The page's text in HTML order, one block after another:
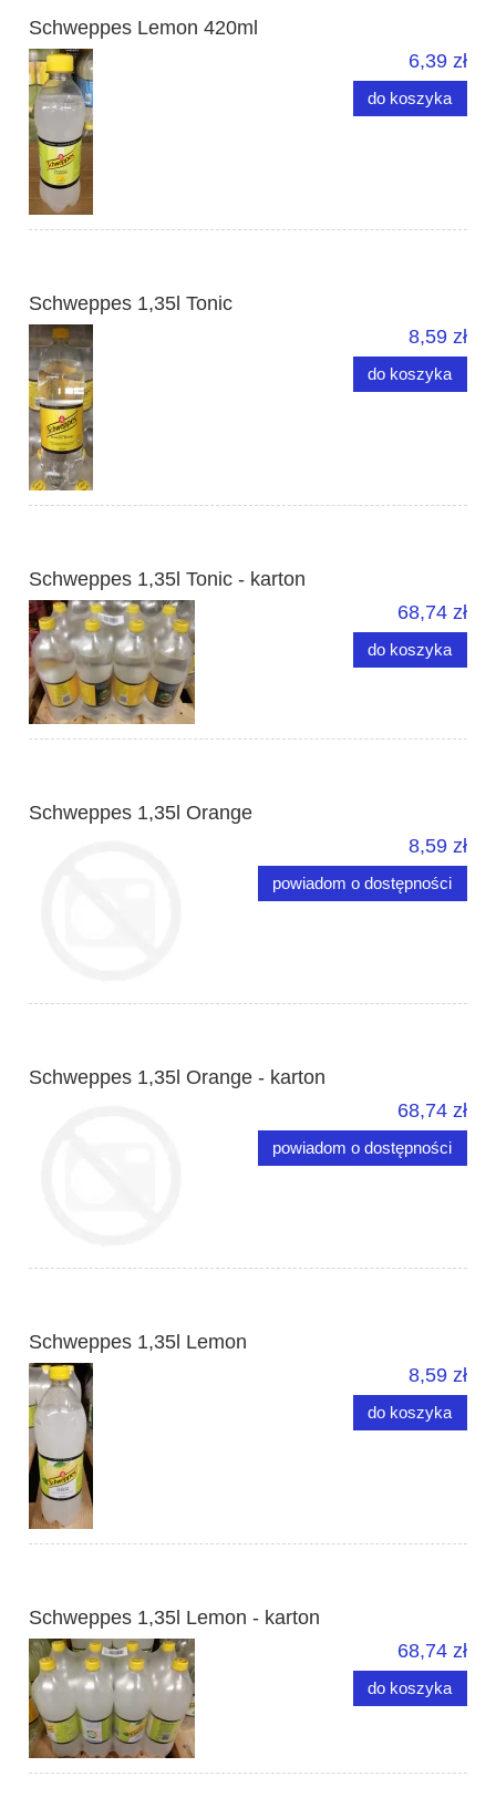
Schweppes Lemon 420ml
6,39 zł
do koszyka
Schweppes 1,35l Tonic
8,59 zł
do koszyka
Schweppes 1,35l Tonic - karton
68,74 zł
do koszyka
Schweppes 1,35l Orange
8,59 zł
powiadom o dostępności
Schweppes 1,35l Orange - karton
68,74 zł
powiadom o dostępności
Schweppes 1,35l Lemon
8,59 zł
do koszyka
Schweppes 1,35l Lemon - karton
68,74 zł
do koszyka